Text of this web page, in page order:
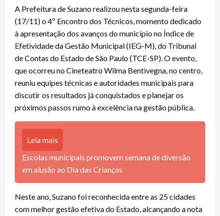
A Prefeitura de Suzano realizou nesta segunda-feira
(17/11) o 4º Encontro dos Técnicos, momento dedicado
à apresentação dos avanços do município no Índice de
Efetividade da Gestão Municipal (IEG-M), do Tribunal
de Contas do Estado de São Paulo (TCE-SP). O evento,
que ocorreu no Cineteatro Wilma Bentivegna, no centro,
reuniu equipes técnicas e autoridades municipais para
discutir os resultados já conquistados e planejar os
próximos passos rumo à excelência na gestão pública.
Leia mais
Escolas municipais promovem semana de diversão
em alusão ao Dia das Crianças
Neste ano, Suzano foi reconhecida entre as 25 cidades
com melhor gestão efetiva do Estado, alcançando a nota